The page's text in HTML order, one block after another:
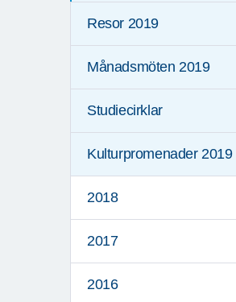
Resor 2019
Månadsmöten 2019
Studiecirklar
Kulturpromenader 2019
2018
2017
2016